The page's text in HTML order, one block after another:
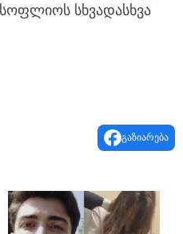
სხვადასხვა
გაზიარება